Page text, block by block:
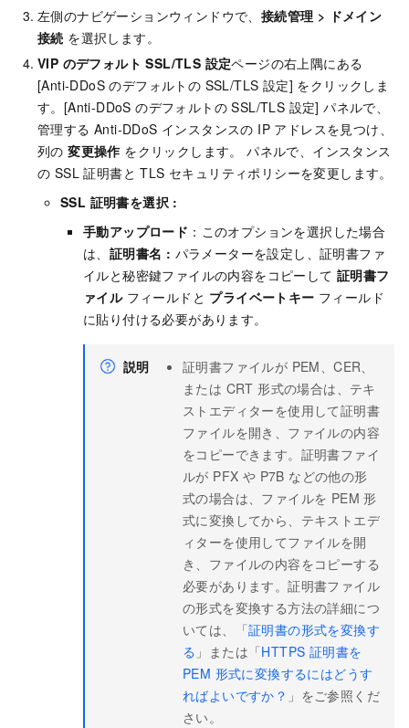
左側のナビゲーションウィンドウで、 接続管理 > ドメイン
接続 を選択します。
VIP のデフォルト SSL/TLS 設定ページの右上隅にある
[Anti-DDoS のデフォルトの SSL/TLS 設定] をクリックしま
す。[Anti-DDoS のデフォルトの SSL/TLS 設定] パネルで、
管理する Anti-DDoS インスタンスの IP アドレスを見つけ、
列の変更操作 をクリックします。 パネルで、インスタンス
の SSL 証明書と TLS セキュリティポリシーを変更します。
SSL 証明書を選択 :
手動アップロード ：このオプションを選択した場合
は、 証明書名 : パラメーターを設定し、証明書ファ
イルと秘密鍵ファイルの内容をコピーして 証明書フ
ァイルフィールドと プライベートキー フィールド
に貼り付ける必要があります。
説明
証明書ファイルが PEM、CER、
または CRT 形式の場合は、テキ
ストエディターを使用して証明書
ファイルを開き、ファイルの内容
をコピーできます。証明書ファイ
ルが PFX や P7B などの他の形
式の場合は、ファイルを PEM 形
式に変換してから、テキストエデ
ィターを使用してファイルを開
き、ファイルの内容をコピーする
必要があります。証明書ファイル
の形式を変換する方法の詳細につ
いては、「証明書の形式を変換す
る 」または「HTTPS 証明書を
PEM 形式に変換するにはどうす
ればよいですか？ 」をご参照くだ
さい。